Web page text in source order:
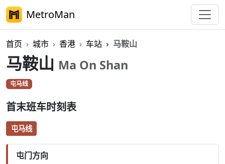
MetroMan
首页 城市 香港 车站 马鞍山
马鞍山 Ma On Shan
屯马线
首末班车时刻表
屯马线
屯门方向